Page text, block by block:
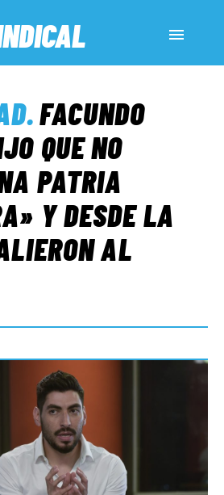
.FACUNDO
QUE NO
PATRIA
Y DESDE LA
AL